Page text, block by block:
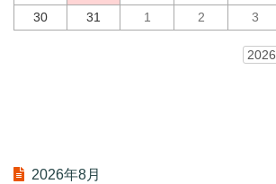
30
31 1 2 3
2026年8月